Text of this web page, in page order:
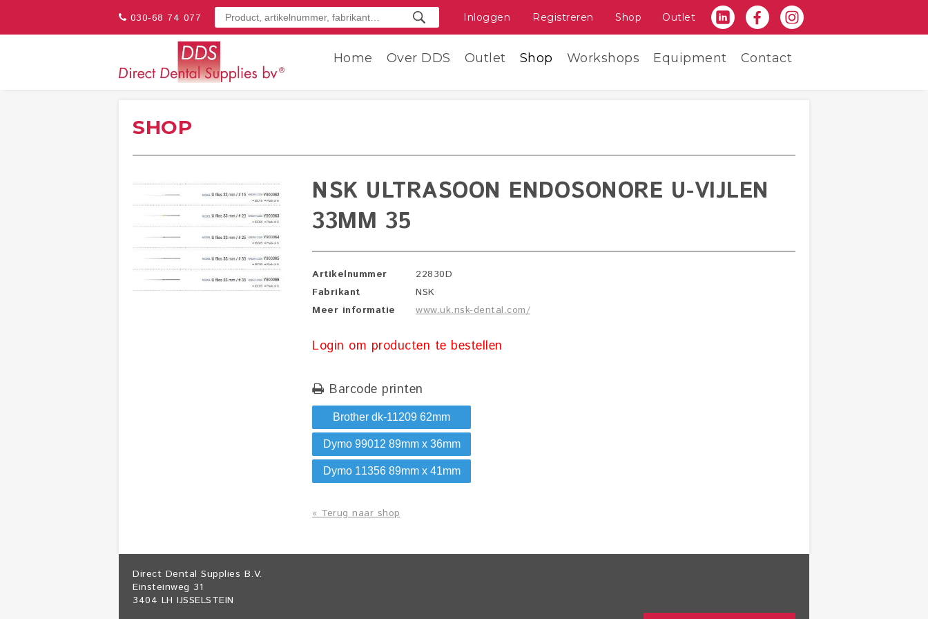
030-68 74 077 Inloggen Registreren Shop Outlet
Home Over DDS Outlet Shop Workshops Equipment Contact
SHOP
NSK ULTRASOON ENDOSONORE U-VIJLEN
33MM 35
Artikelnummer
22830D
Fabrikant
NSK
Meer informatie
www.uk.nsk-dental.com/
Login om producten te bestellen
Barcode printen
Brother dk-11209 62mm
Dymo 99012 89mm x 36mm
Dymo 11356 89mm x 41mm
« Terug naar shop
Direct Dental Supplies B.V.
Einsteinweg 31
3404 LH IJSSELSTEIN